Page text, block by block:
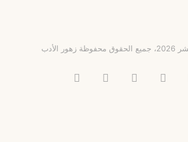
الأدب
فيسبوك انستقرامتيلقرام